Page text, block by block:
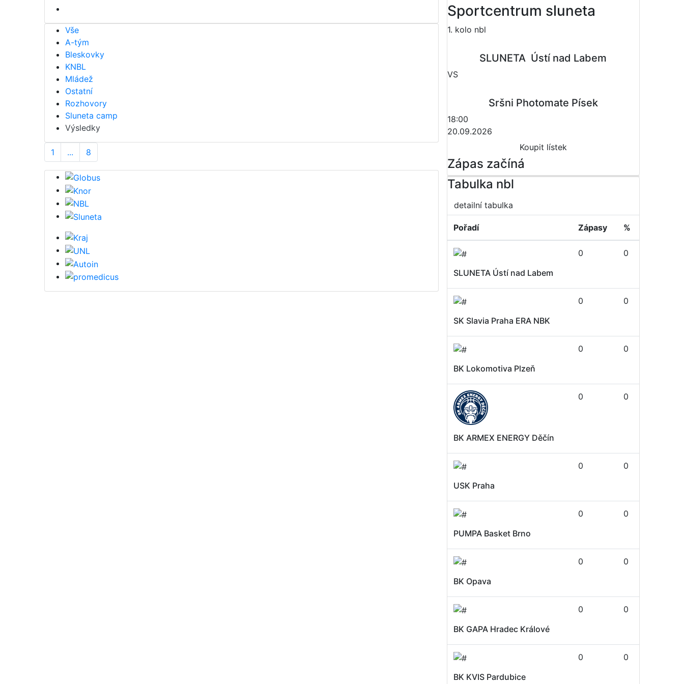
Vše
A-tým
Bleskovky
KNBL
Mládež
Ostatní
Rozhovory
Sluneta camp
Výsledky
1 ... 8
Sportcentrum sluneta
1. kolo nbl
SLUNETA  Ústí nad Labem
VS
Sršni Photomate Písek
18:00
20.09.2026
Koupit lístek
Zápas začíná
Tabulka nbl
detailní tabulka
Pořadí Zápasy %
SLUNETA Ústí nad Labem
0 0
SK Slavia Praha ERA NBK
0 0
BK Lokomotiva Plzeň
0 0
BK ARMEX ENERGY Děčín
0 0
USK Praha
0 0
PUMPA Basket Brno
0 0
BK Opava
0 0
BK GAPA Hradec Králové
0 0
BK KVIS Pardubice
0 0